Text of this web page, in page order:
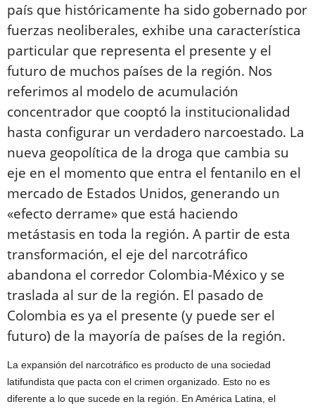
país que históricamente ha sido gobernado por
fuerzas neoliberales, exhibe una característica
particular que representa el presente y el
futuro de muchos países de la región. Nos
referimos al modelo de acumulación
concentrador que cooptó la institucionalidad
hasta configurar un verdadero narcoestado. La
nueva geopolítica de la droga que cambia su
eje en el momento que entra el fentanilo en el
mercado de Estados Unidos, generando un
«efecto derrame» que está haciendo
metástasis en toda la región. A partir de esta
transformación, el eje del narcotráfico
abandona el corredor Colombia-México y se
traslada al sur de la región. El pasado de
Colombia es ya el presente (y puede ser el
futuro) de la mayoría de países de la región.
La expansión del narcotráfico es producto de una sociedad
latifundista que pacta con el crimen organizado. Esto no es
diferente a lo que sucede en la región. En América Latina, el